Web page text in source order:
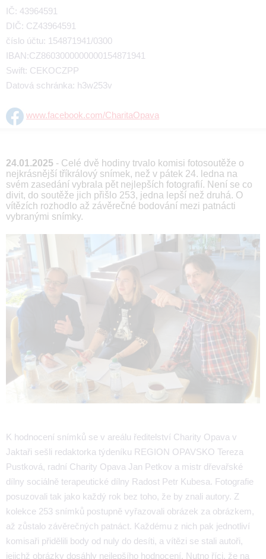
IČ: 43964591
DIČ: CZ43964591
číslo účtu: 154871941/0300
IBAN:CZ8603000000000154871941
Swift: CEKOCZPP
Datová schránka: h3w253v
www.facebook.com/CharitaOpava
24.01.2025 - Celé dvě hodiny trvalo komisi fotosoutěže o
nejkrásnější tříkrálový snímek, než v pátek 24. ledna na
svém zasedání vybrala pět nejlepších fotografií. Není se co
divit, do soutěže jich přišlo 253, jedna lepší než druhá. O
vítězích rozhodlo až závěrečné bodování mezi patnácti
vybranými snímky.
K hodnocení snímků se v areálu ředitelství Charity Opava v
Jaktaři sešli redaktorka týdeníku REGION OPAVSKO Tereza
Pustková, radní Charity Opava Jan Petkov a mistr dřevařské
dílny sociálně terapeutické dílny Radost Petr Kubesa. Fotografie
posuzovali tak jako každý rok bez toho, že by znali autory. Z
kolekce 253 snímků postupně vyřazovali obrázek za obrázkem,
až zůstalo závěrečných patnáct. Každému z nich pak jednotliví
komisaři přidělili body od nuly do desíti, a vítězi se stali autoři,
jejichž obrázky dosáhly nejlepšího hodnocení. Nutno říci, že na